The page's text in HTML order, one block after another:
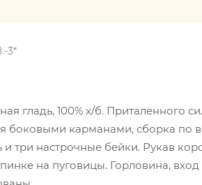
3*
гладь, 100% х/б. Приталенного
боковыми карманами, сборка по
и три настрочные бейки. Рукав
на пуговицы. Горловина,